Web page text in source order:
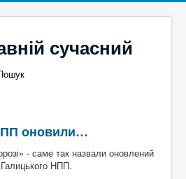
сучасний
сміх і сЛьози
Так сі не робе
Чим жиє
Галич
оновили…
- саме так назвали оновлений
Галицького НПП.